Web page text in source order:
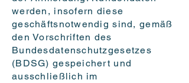
werden, insofern diese
geschäftsnotwendig sind, gemäß
den Vorschriften des
Bundesdatenschutzgesetzes
(BDSG) gespeichert und
ausschließlich im